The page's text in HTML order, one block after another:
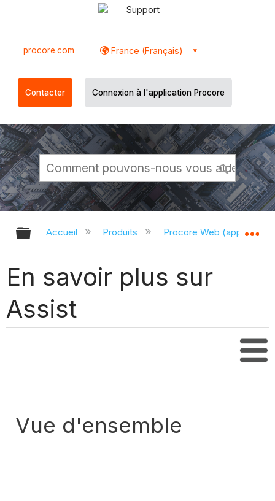
Support
procore.com France (Français)
Contacter Connexion à l'application Procore
Développer/réduire la hiérarchie
Accueil Produits Procore Web
En savoir plus sur
Assist
Vue d'ensemble